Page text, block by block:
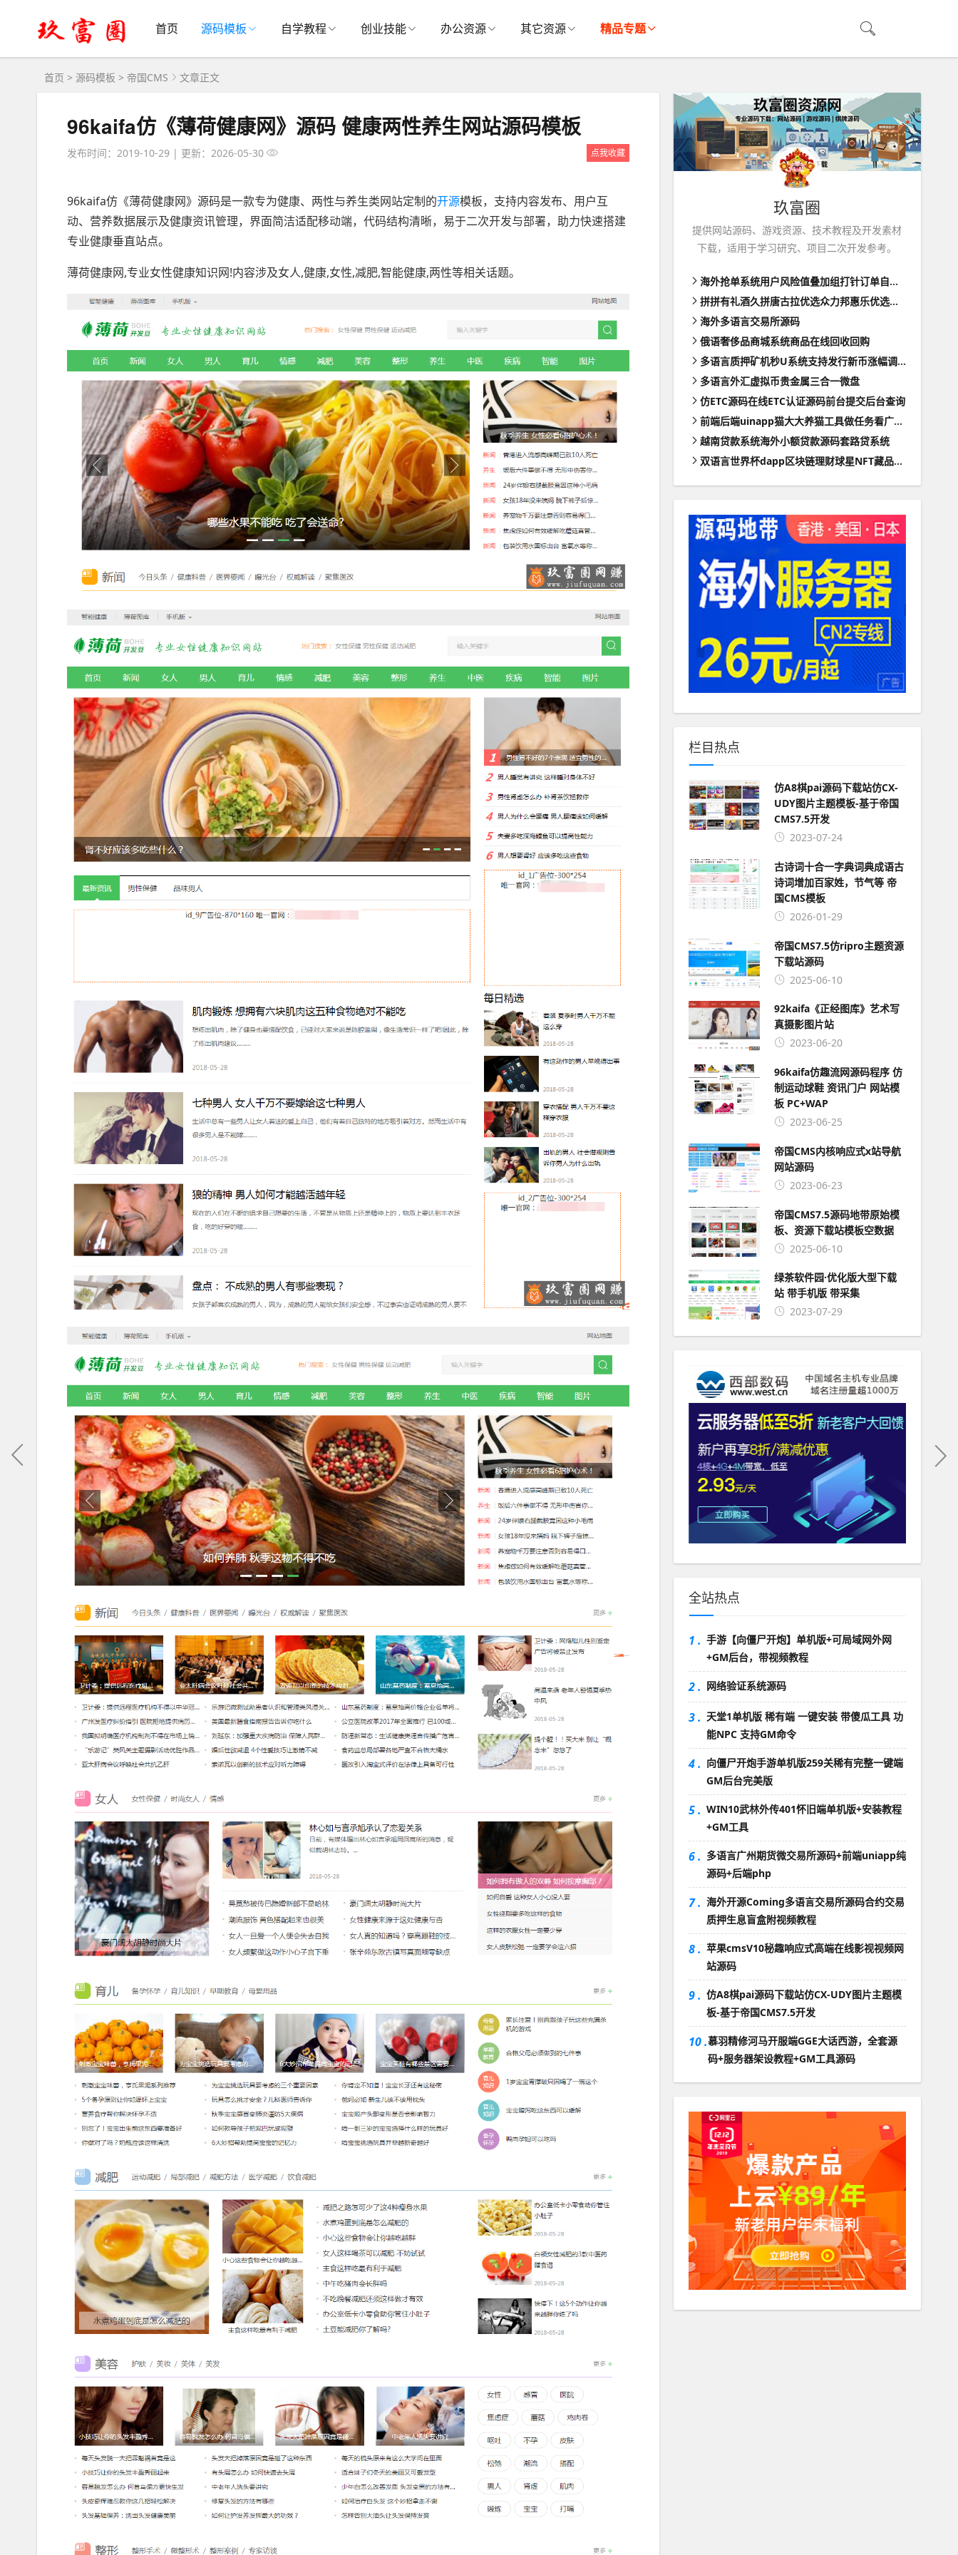
首页 源码模板 自学教程 创业技能 办公资源 其它资源 精品专题
首页 > 源码模板 > 帝国CMS 文章正文
96kaifa仿《薄荷健康网》源码 健康两性养生网站源码模板
发布时间：2019-10-29 | 更新：2026-05-30 点我收藏
96kaifa仿《薄荷健康网》源码是一款专为健康、两性与养生类网站定制的开源模板，支持内容发布、用户互
动、营养数据展示及健康资讯管理，界面简洁适配移动端，代码结构清晰，易于二次开发与部署，助力快速搭建
专业健康垂直站点。
薄荷健康网,专业女性健康知识网!内容涉及女人,健康,女性,减肥,智能健康,两性等相关话题。
玖富圈
提供网站源码、游戏资源、技术教程及开发素材
下载，适用于学习研究、项目二次开发参考。
海外抢单系统用户风险值叠加组打针订单自动匹配系统
拼拼有礼酒久拼唐古拉优选众力邦惠乐优选养猪拼购拼团返利系统
海外多语言交易所源码
俄语奢侈品商城系统商品在线回收回购
多语言质押矿机秒U系统支持发行新币涨幅调控+代理后台
多语言外汇虚拟币贵金属三合一微盘
仿ETC源码在线ETC认证源码前台提交后台查询
前端后端uinapp猫大大养猫工具做任务看广告邀好友即可获得收益猫力合成游戏
越南贷款系统海外小额贷款源码套路贷系统
双语言世界杯dapp区块链理财球星NFT藏品投资带uinapp源码
栏目热点
仿A8棋pai源码下载站仿CX-
UDY图片主题模板-基于帝国
CMS7.5开发
2023-07-24
古诗词十合一字典词典成语古
诗词增加百家姓，节气等 帝
国CMS模板
2026-01-29
帝国CMS7.5仿ripro主题资源
下载站源码
2025-06-10
92kaifa《正经图库》艺术写
真摄影图片站
2023-06-20
96kaifa仿趣流网源码程序 仿
制运动球鞋 资讯门户 网站模
板 PC+WAP
2023-06-25
帝国CMS内核响应式x站导航
网站源码
2023-06-23
帝国CMS7.5源码地带原始模
板、资源下载站模板空数据
2025-06-10
绿茶软件园·优化版大型下载
站 带手机版 带采集
2023-07-29
全站热点
1 . 手游【向僵尸开炮】单机版+可局域网外网
+GM后台，带视频教程
2 . 网络验证系统源码
3 . 天堂1单机版 稀有端 一键安装 带傻瓜工具 功
能NPC 支持GM命令
4 . 向僵尸开炮手游单机版259关稀有完整一键端
GM后台完美版
5 . WIN10武林外传401怀旧端单机版+安装教程
+GM工具
6 . 多语言广州期货微交易所源码+前端uniapp纯
源码+后端php
7 . 海外开源Coming多语言交易所源码合约交易
质押生息盲盒附视频教程
8 . 苹果cmsV10秘趣响应式高端在线影视视频网
站源码
9 . 仿A8棋pai源码下载站仿CX-UDY图片主题模
板-基于帝国CMS7.5开发
10 .慕羽精修河马开服端GGE大话西游，全套源
码+服务器架设教程+GM工具源码